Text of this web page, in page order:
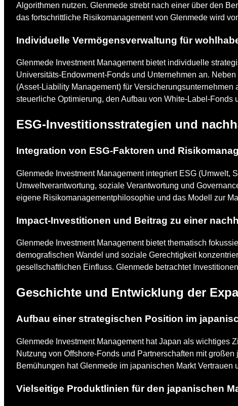
Algorithmen nutzen. Glenmede strebt nach einer über den
das fortschrittliche Risikomanagement von Glenmede wird
Individuelle Vermögensverwaltung für
Glenmede Investment Management bietet individuelle
Universitäts-Endowment-Fonds und Unternehmen an.
(Asset-Liability Management) für
steuerliche Optimierung, den Aufbau von White-Label-Fonds
ESG-Investitionsstrategien und
Integration von ESG-Faktoren und
Glenmede Investment Management integriert ESG (Umwelt,
Umweltverantwortung, soziale Verantwortung und
eigene Risikomanagementphilosophie und das Modell zur
Impact-Investitionen und Beitrag zu einer
Glenmede Investment Management bietet thematisch
demografischen Wandel und soziale Gerechtigkeit
gesellschaftlichen Einfluss. Glenmede betrachtet
Geschichte und Entwicklung der
Aufbau einer strategischen Position im
Glenmede Investment Management hat Japan als wichtiges
Nutzung von Offshore-Fonds und Partnerschaften mit
Bemühungen hat Glenmede im japanischen Markt Vertrauen
Vielseitige Produktlinien für den japanischen